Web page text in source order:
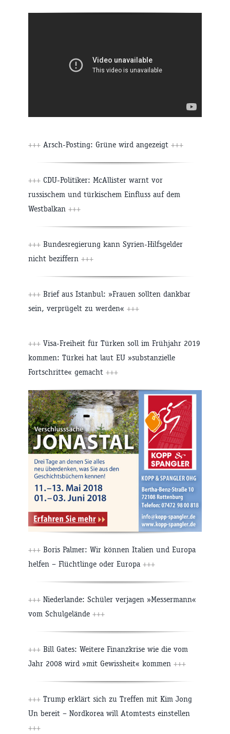
+++ Arsch-Posting: Grüne wird angezeigt +++
+++ CDU-Politiker: McAllister warnt vor
russischem und türkischem Einfluss auf dem
Westbalkan +++
+++ Bundesregierung kann Syrien-Hilfsgelder
nicht beziffern +++
+++ Brief aus Istanbul: »Frauen sollten dankbar
sein, verprügelt zu werden« +++
+++ Visa-Freiheit für Türken soll im Frühjahr 2019
kommen: Türkei hat laut EU »substanzielle
Fortschritte« gemacht +++
+++ Boris Palmer: Wir können Italien und Europa
helfen – Flüchtlinge oder Europa +++
+++ Niederlande: Schüler verjagen »Messermann«
vom Schulgelände +++
+++ Bill Gates: Weitere Finanzkrise wie die vom
Jahr 2008 wird »mit Gewissheit« kommen +++
+++ Trump erklärt sich zu Treffen mit Kim Jong
Un bereit – Nordkorea will Atomtests einstellen
+++